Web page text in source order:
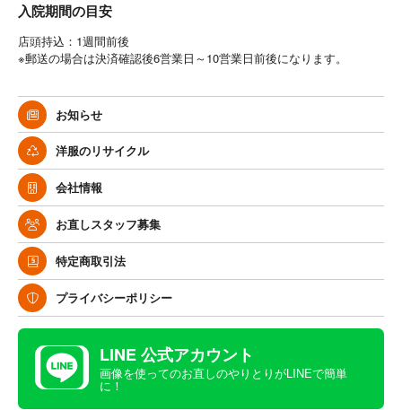
入院期間の目安
店頭持込：1週間前後
※郵送の場合は決済確認後6営業日～10営業日前後になります。
お知らせ
洋服のリサイクル
会社情報
お直しスタッフ募集
特定商取引法
プライバシーポリシー
LINE 公式アカウント
画像を使ってのお直しのやりとりがLINEで簡単
に！